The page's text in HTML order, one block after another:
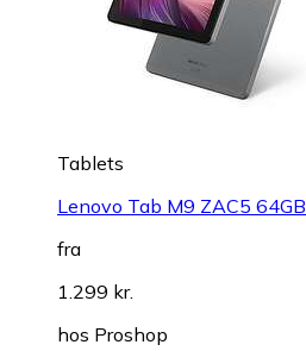
Tablets
Lenovo Tab M9 ZAC5 64GB
fra
1.299 kr.
hos Proshop